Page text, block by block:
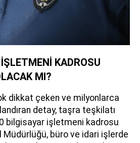
KADROSU
MI?
dikkat çeken ve milyonlarca
detay, taşra teşkilatı
bilgisayar işletmeni kadrosu
Müdürlüğü, büro ve idari işlerde